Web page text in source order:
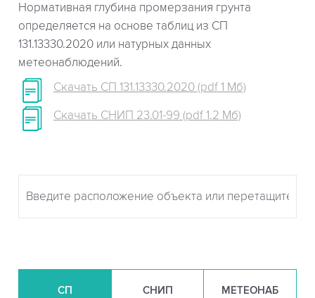
Нормативная глубина промерзания грунта
определяется на основе таблиц из СП
131.13330.2020 или натурных данных
метеонаблюдений.
Скачать СП 131.13330.2020 (pdf 1 Мб)
Скачать СНИП 23.01-99 (pdf 1.2 Мб)
СП СНИП МЕТЕОНАБ